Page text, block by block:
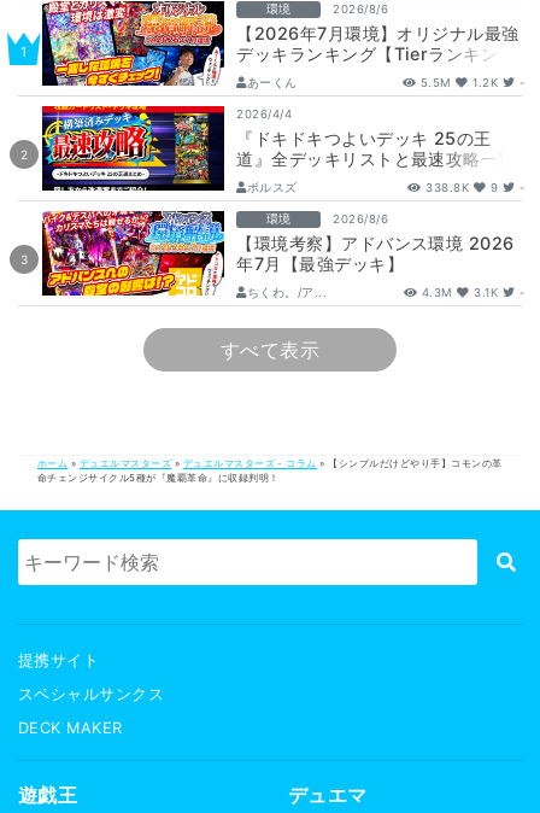
環境 2026/8/6
【2026年7月環境】オリジナル最強
デッキランキング【Tierランキン
グ】
あーくん 5.5M 1.2K -
2026/4/4
『ドキドキつよいデッキ 25の王
道』全デッキリストと最速攻略一覧
【DM26-SD1】
ボルスズ 338.8K 9 -
環境 2026/8/6
【環境考察】アドバンス環境 2026
年7月【最強デッキ】
ちくわ。/ア... 4.3M 3.1K -
すべて表示
ホーム » デュエルマスターズ » デュエルマスターズ - コラム »
【シンプルだけどやり手】コモンの革
命チェンジサイクル5種が『魔覇革命』に収録判明！
提携サイト
スペシャルサンクス
DECK MAKER
遊戯王 デュエマ